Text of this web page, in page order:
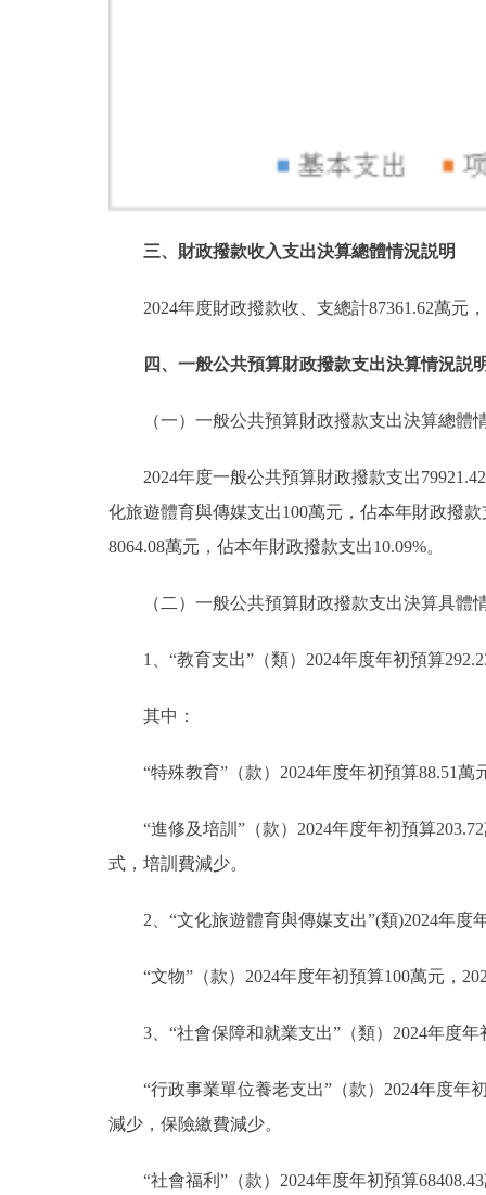
三、財政撥款收入支出決算總體情況説明
2024年度財政撥款收、支總計87361.62萬元
四、一般公共預算財政撥款支出決算情況説
（一）一般公共預算財政撥款支出決算總體
2024年度一般公共預算財政撥款支出
化旅遊體育與傳媒支出100萬元，佔本年財政撥
8064.08萬元，佔本年財政撥款支出10.09%。
（二）一般公共預算財政撥款支出決算具體
1、“教育支出”（類）2024年度年初預算
其中：
“特殊教育”（款）2024年度年初預算88.51
“進修及培訓”（款）2024年度年初預算
式，培訓費減少。
2、“文化旅遊體育與傳媒支出”(類)2024年度
“文物”（款）2024年度年初預算100萬元，
3、“社會保障和就業支出”（類）2024年度
“行政事業單位養老支出”（款）2024年度年
減少，保險繳費減少。
“社會福利”（款）2024年度年初預算